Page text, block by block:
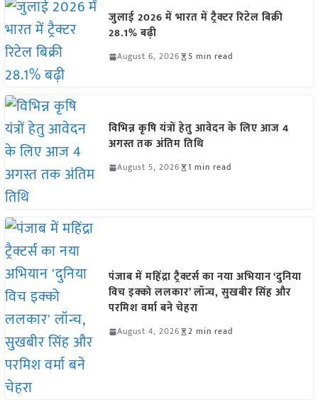
जुलाई 2026 में भारत में ट्रैक्टर रिटेल बिक्री
28.1% बढ़ी
August 6, 2026 5 min read
विभिन्न कृषि यंत्रों हेतु आवेदन के लिए आज 4
अगस्त तक अंतिम तिथि
August 5, 2026 1 min read
पंजाब में महिंद्रा ट्रैक्टर्स का नया अभियान ‘दुनिया
विच इक्को ललकार’ लॉन्च, सुखबीर सिंह और
परमिश वर्मा बने चेहरा
August 4, 2026 2 min read